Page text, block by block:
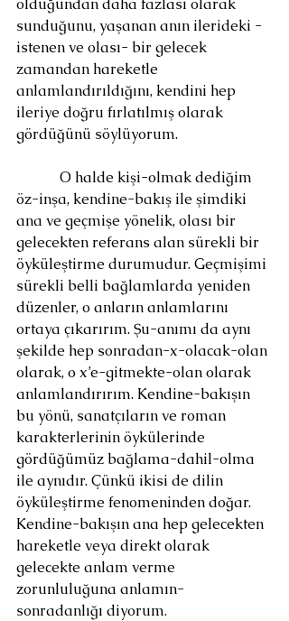
olduğundan daha fazlası olarak
sunduğunu, yaşanan anın ilerideki -
istenen ve olası- bir gelecek
zamandan hareketle
anlamlandırıldığını, kendini hep
ileriye doğru fırlatılmış olarak
gördüğünü söylüyorum.
O halde kişi-olmak dediğim
öz-inşa, kendine-bakış ile şimdiki
ana ve geçmişe yönelik, olası bir
gelecekten referans alan sürekli bir
öyküleştirme durumudur. Geçmişimi
sürekli belli bağlamlarda yeniden
düzenler, o anların anlamlarını
ortaya çıkarırım. Şu-anımı da aynı
şekilde hep sonradan-x-olacak-olan
olarak, o x’e-gitmekte-olan olarak
anlamlandırırım. Kendine-bakışın
bu yönü, sanatçıların ve roman
karakterlerinin öykülerinde
gördüğümüz bağlama-dahil-olma
ile aynıdır. Çünkü ikisi de dilin
öyküleştirme fenomeninden doğar.
Kendine-bakışın ana hep gelecekten
hareketle veya direkt olarak
gelecekte anlam verme
zorunluluğuna anlamın-
sonradanlığı diyorum.